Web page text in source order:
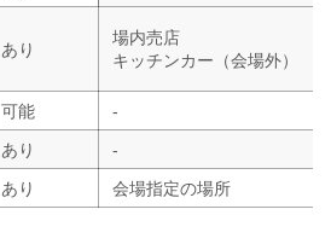
あり
場内売店
キッチンカー（会場外）
可能
-
あり
-
あり 会場指定の場所